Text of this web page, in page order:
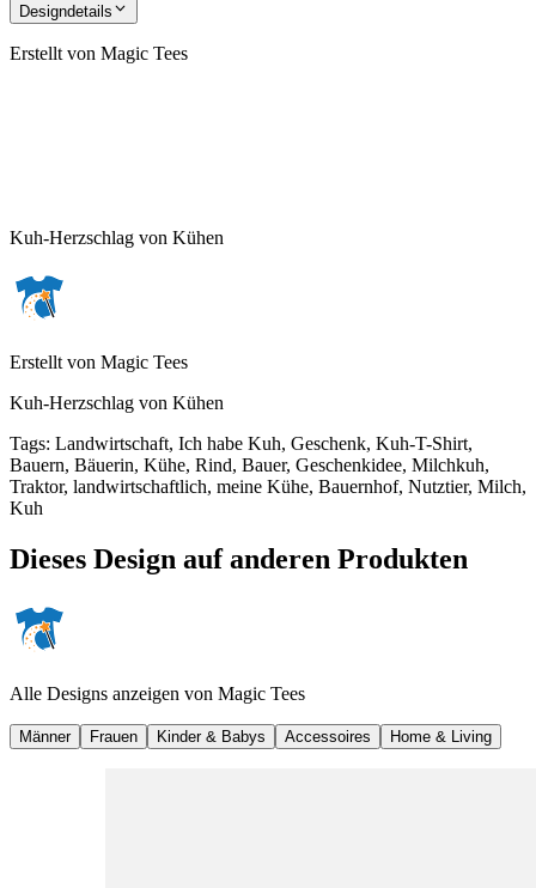
Designdetails
Erstellt von Magic Tees
Kuh-Herzschlag von Kühen
Erstellt von Magic Tees
Kuh-Herzschlag von Kühen
Tags: Landwirtschaft, Ich habe Kuh, Geschenk, Kuh-T-Shirt,
Bauern, Bäuerin, Kühe, Rind, Bauer, Geschenkidee, Milchkuh,
Traktor, landwirtschaftlich, meine Kühe, Bauernhof, Nutztier, Milch,
Kuh
Dieses Design auf anderen Produkten
Alle Designs anzeigen von Magic Tees
Männer Frauen Kinder & Babys Accessoires Home & Living